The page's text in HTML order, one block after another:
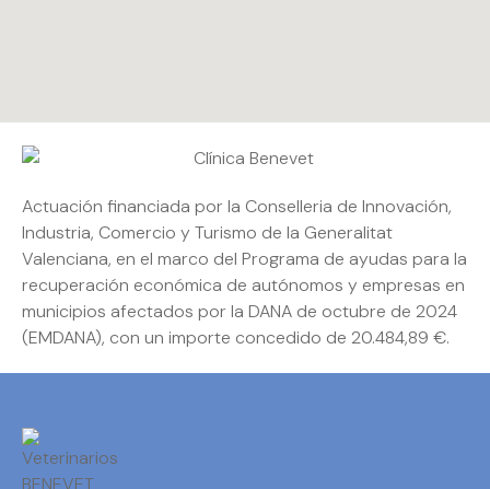
Actuación financiada por la Conselleria de Innovación,
Industria, Comercio y Turismo de la Generalitat
Valenciana, en el marco del Programa de ayudas para la
recuperación económica de autónomos y empresas en
municipios afectados por la DANA de octubre de 2024
(EMDANA), con un importe concedido de 20.484,89 €.